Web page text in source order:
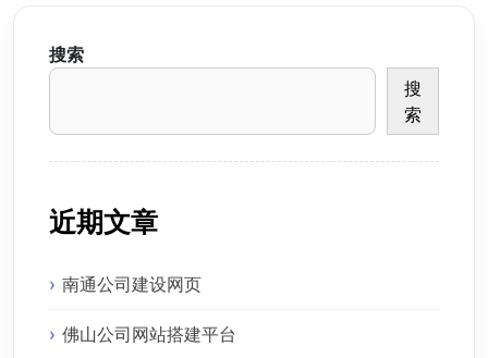
搜索
搜
索
近期文章
南通公司建设网页
佛山公司网站搭建平台